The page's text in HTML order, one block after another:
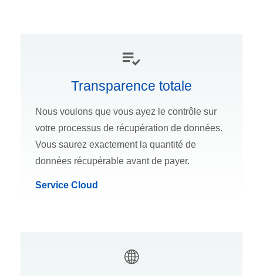
Transparence totale
Nous voulons que vous ayez le contrôle sur
votre processus de récupération de données.
Vous saurez exactement la quantité de
données récupérable avant de payer.
Service Cloud